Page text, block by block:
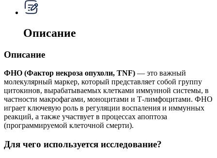
Описание
Описание
ФНО (Фактор некроза опухоли, TNF) — это важный
молекулярный маркер, который представляет собой группу
цитокинов, вырабатываемых клетками иммунной системы, в
частности макрофагами, моноцитами и Т-лимфоцитами. ФНО
играет ключевую роль в регуляции воспаления и иммунных
реакций, а также участвует в процессах апоптоза
(программируемой клеточной смерти).
Для чего используется исследование?